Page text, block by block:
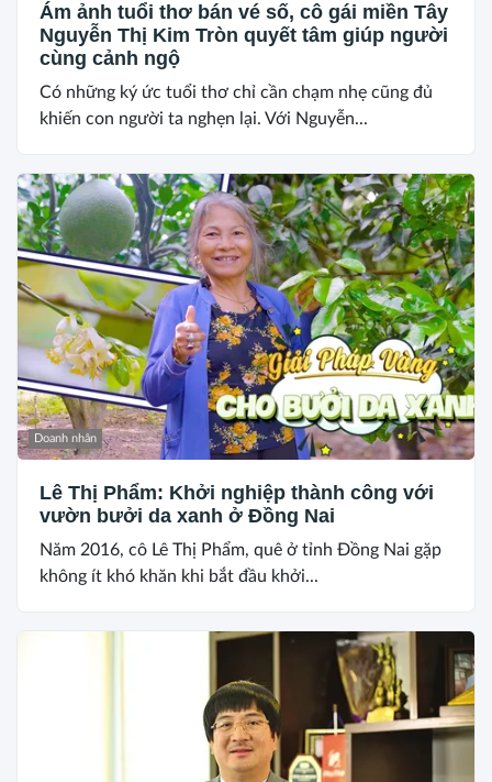
Ám ảnh tuổi thơ bán vé số, cô gái miền Tây
Nguyễn Thị Kim Tròn quyết tâm giúp người
cùng cảnh ngộ
Có những ký ức tuổi thơ chỉ cần chạm nhẹ cũng đủ
khiến con người ta nghẹn lại. Với Nguyễn...
Doanh nhân
Lê Thị Phẩm: Khởi nghiệp thành công với
vườn bưởi da xanh ở Đồng Nai
Năm 2016, cô Lê Thị Phẩm, quê ở tỉnh Đồng Nai gặp
không ít khó khăn khi bắt đầu khởi...